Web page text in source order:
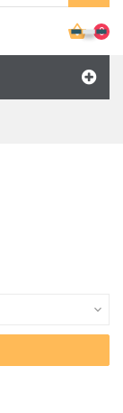
0
